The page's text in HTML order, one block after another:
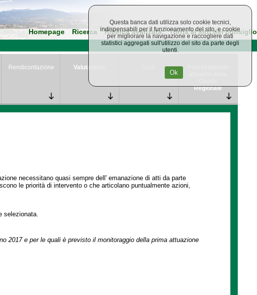
Homepage Ricerca Ricerca avanzata Torna al sito del consiglio
Rendicontazione Valutazione
Regionale
necessitano quasi sempre dell' emanazione di atti da parte
le priorità di intervento o che articolano puntualmente azioni,
selezionata.
2017 e per le quali è previsto il monitoraggio della prima attuazione
Questa banca dati utilizza solo cookie tecnici,
indispensabili per il funzionamento del sito, e cookie
per migliorare la navigazione e raccogliere dati
statistici aggregati sull'utilizzo del sito da parte degli
utenti.
Ok